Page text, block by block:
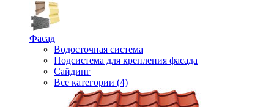
Фасад
Водосточная система
Подсистема для крепления фасада
Сайдинг
Все категории (4)